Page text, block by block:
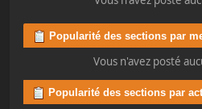
Popularité des sections par
Vous n'avez posté
Popularité des sections par